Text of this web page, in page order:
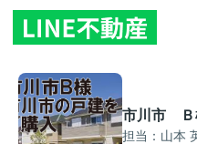
市川市 Ｂ
担当：山本